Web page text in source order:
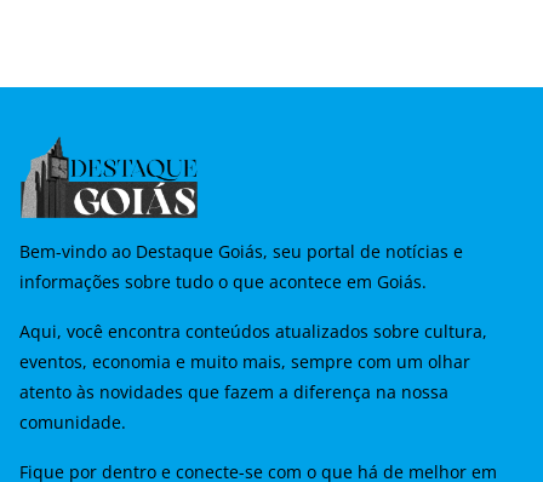
Bem-vindo ao Destaque Goiás, seu portal de notícias e
informações sobre tudo o que acontece em Goiás.
Aqui, você encontra conteúdos atualizados sobre cultura,
eventos, economia e muito mais, sempre com um olhar
atento às novidades que fazem a diferença na nossa
comunidade.
Fique por dentro e conecte-se com o que há de melhor em